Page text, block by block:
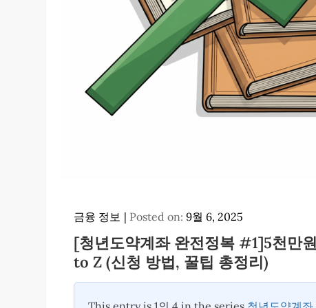
금융 정보 Posted on:9월 6, 2025
[청년도약계좌 완전정복 #1]5천만
to Z (신청 방법, 꿀팁 총정리)